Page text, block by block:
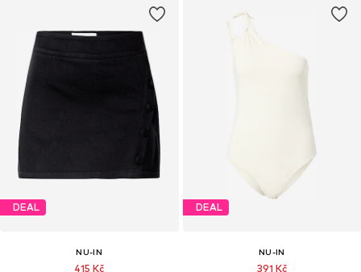
DEAL
NU-IN
415 Kč
DEAL
NU-IN
391 Kč